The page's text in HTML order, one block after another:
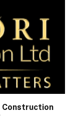
Construction